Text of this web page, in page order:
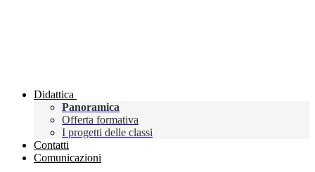
Didattica
Panoramica
Offerta formativa
I progetti delle classi
Contatti
Comunicazioni